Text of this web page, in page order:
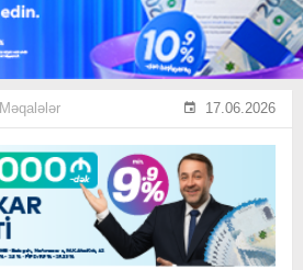
Məqalələr 17.06.2026